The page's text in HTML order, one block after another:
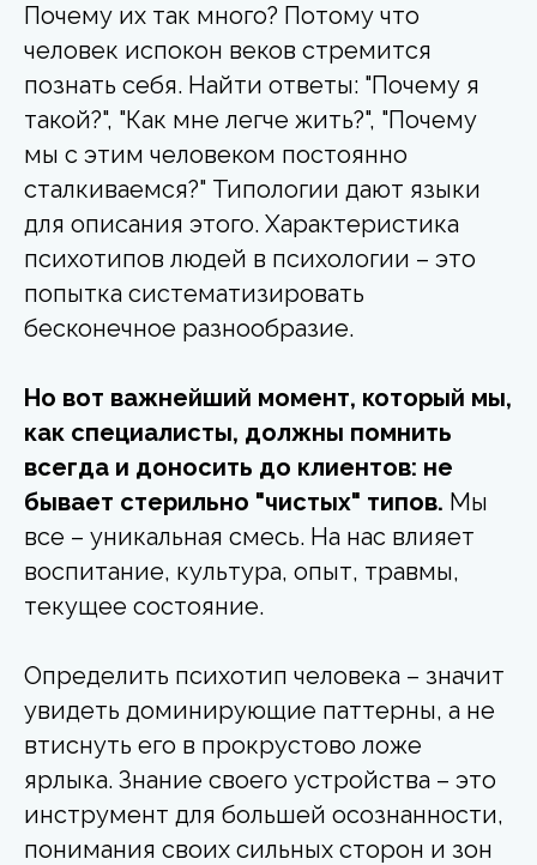
Почему их так много? Потому что
человек испокон веков стремится
познать себя. Найти ответы: "Почему я
такой?", "Как мне легче жить?", "Почему
мы с этим человеком постоянно
сталкиваемся?" Типологии дают языки
для описания этого. Характеристика
психотипов людей в психологии – это
попытка систематизировать
бесконечное разнообразие.
Но вот важнейший момент, который мы,
как специалисты, должны помнить
всегда и доносить до клиентов: не
бывает стерильно "чистых" типов. Мы
все – уникальная смесь. На нас влияет
воспитание, культура, опыт, травмы,
текущее состояние.
Определить психотип человека – значит
увидеть доминирующие паттерны, а не
втиснуть его в прокрустово ложе
ярлыка. Знание своего устройства – это
инструмент для большей осознанности,
понимания своих сильных сторон и зон